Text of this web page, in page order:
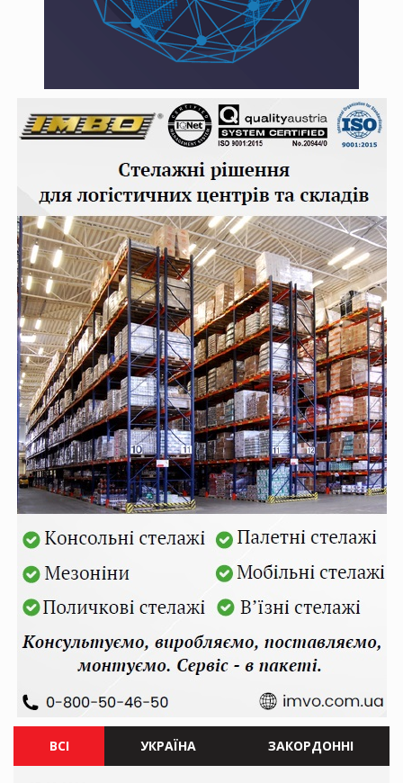
ВСІ УКРАЇНА ЗАКОРДОННІ